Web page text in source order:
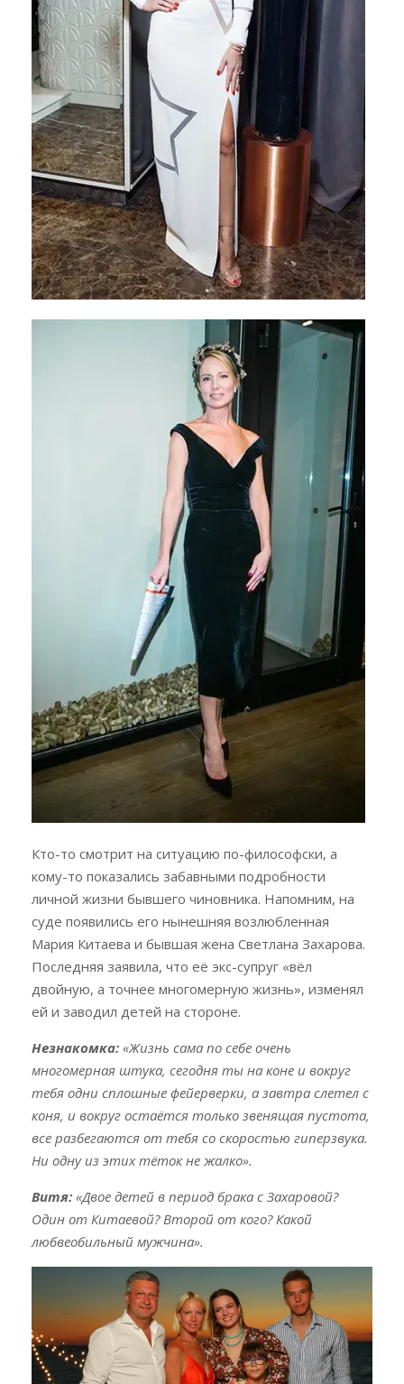
Кто-то смотрит на ситуацию по-философски, а
кому-то показались забавными подробности
личной жизни бывшего чиновника. Напомним, на
суде появились его нынешняя возлюбленная
Мария Китаева и бывшая жена Светлана Захарова.
Последняя заявила, что её экс-супруг «вёл
двойную, а точнее многомерную жизнь», изменял
ей и заводил детей на стороне.
Незнакомка: «Жизнь сама по себе очень
многомерная штука, сегодня ты на коне и вокруг
тебя одни сплошные фейерверки, а завтра слетел с
коня, и вокруг остаётся только звенящая пустота,
все разбегаются от тебя со скоростью гиперзвука.
Ни одну из этих тёток не жалко».
Витя: «Двое детей в период брака с Захаровой?
Один от Китаевой? Второй от кого? Какой
любвеобильный мужчина».